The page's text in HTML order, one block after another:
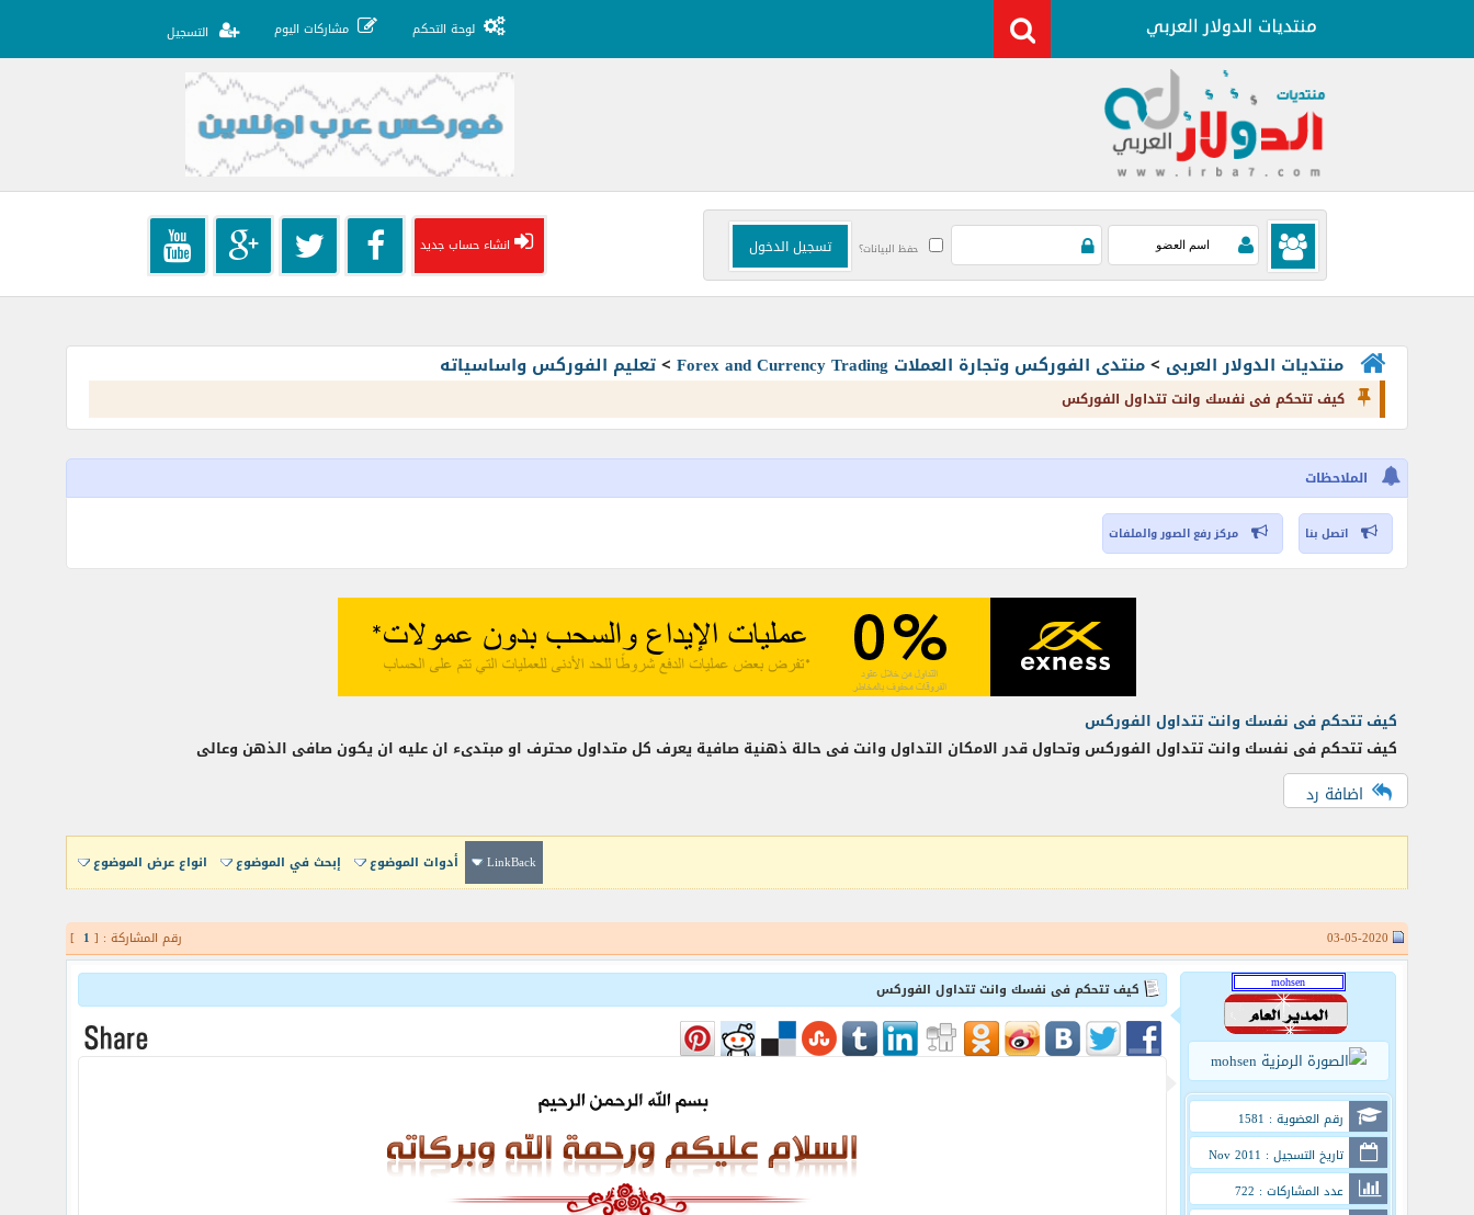
لوحة التحكم مشاركات اليوم التسجيل
حفظ البيانات؟ انشاء حساب جديد
منتديات الدولار العربى >منتدى الفوركس وتجارة العملات Forex and Currency Trading >تعليم الفوركس واساسياته
كيف تتحكم فى نفسك وانت تتداول الفوركس
الملاحظات
اتصل بنا مركز رفع الصور والملفات
كيف تتحكم فى نفسك وانت تتداول الفوركس
كيف تتحكم فى نفسك وانت تتداول الفوركس وتحاول قدر الامكان التداول وانت فى حالة ذهنية صافية يعرف كل متداول محترف او مبتدىء ان عليه ان يكون صافى الذهن وعالى
اضافة رد
LinkBack أدوات الموضوع إبحث في الموضوع انواع عرض الموضوع
رقم المشاركة : [ 1
]
رقم العضوية : 1581
تاريخ التسجيل : Nov 2011
عدد المشاركات : 722
كيف تتحكم فى نفسك وانت تتداول الفوركس